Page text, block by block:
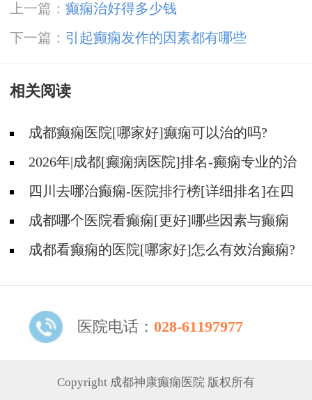
上一篇： 癫痫治好得多少钱
下一篇： 引起癫痫发作的因素都有哪些
相关阅读
成都癫痫医院[哪家好]癫痫可以治的吗?
2026年|成都[癫痫病医院]排名-癫痫专业的治
疗方法都有什么?
四川去哪治癫痫-医院排行榜[详细排名]在四
川治疗癫痫病要多少钱?
成都哪个医院看癫痫[更好]哪些因素与癫痫
发作的治疗费用有关?
成都看癫痫的医院[哪家好]怎么有效治癫痫?
医院电话： 028-61197977
Copyright 成都神康癫痫医院 版权所有